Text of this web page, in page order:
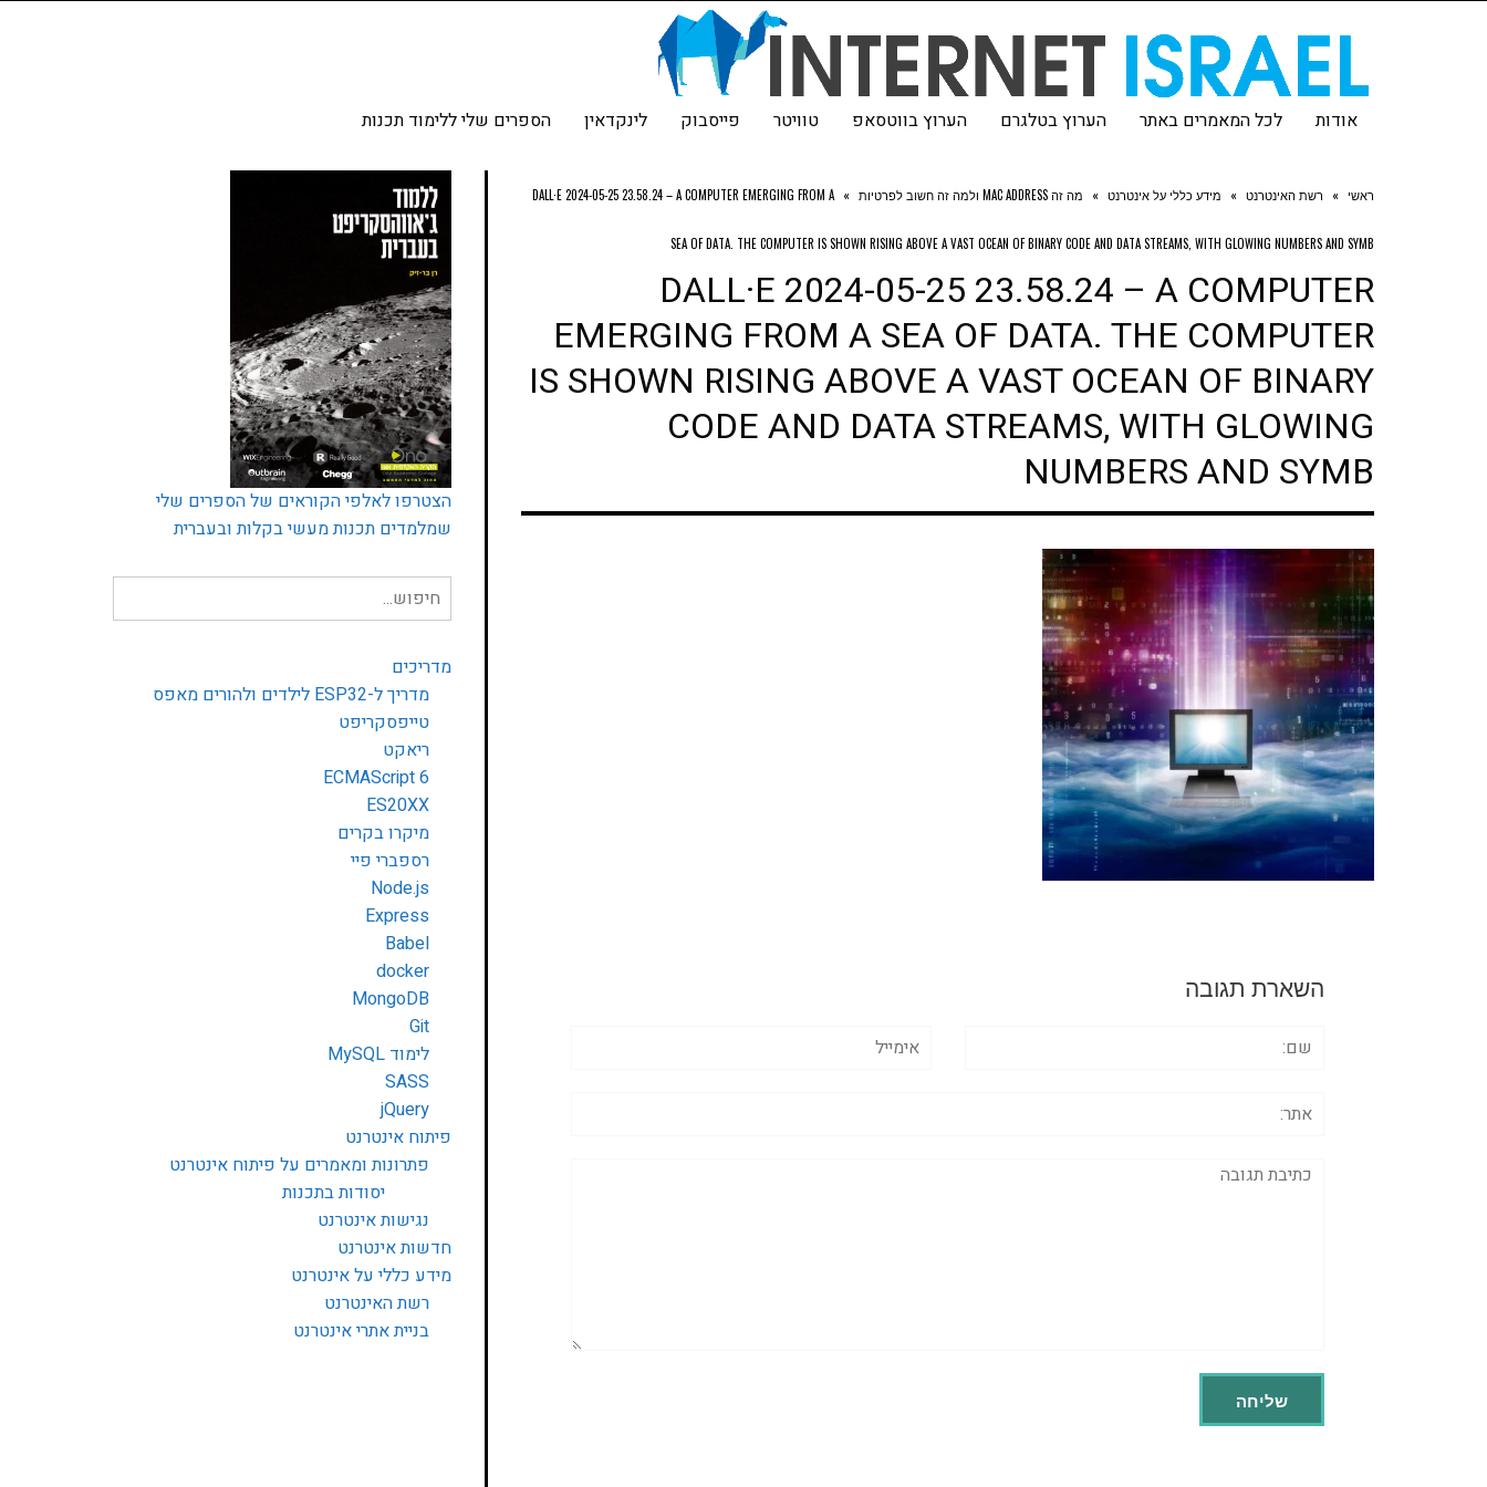
אודות לכל המאמרים באתר הערוץ בטלגרם הערוץ בווטסאפ טוויטר פייסבוק לינקדאין הספרים שלי ללימוד תכנות
ראשי » רשת האינטרנט » מידע כללי על אינטרנט » מה זה MAC ADDRESS ולמה זה חשוב לפרטיות »
DALL·E 2024-05-25 23.58.24 – A COMPUTER EMERGING FROM A
SEA OF DATA. THE COMPUTER IS SHOWN RISING ABOVE A VAST OCEAN OF BINARY CODE AND DATA STREAMS, WITH GLOWING NUMBERS AND SYMB
DALL·E 2024-05-25 23.58.24 – A COMPUTER
EMERGING FROM A SEA OF DATA. THE COMPUTER
IS SHOWN RISING ABOVE A VAST OCEAN OF BINARY
CODE AND DATA STREAMS, WITH GLOWING
NUMBERS AND SYMB
השארת תגובה
תגובה
הצטרפו לאלפי הקוראים של הספרים שלי
שמלמדים תכנות מעשי בקלות ובעברית
חיפוש
עבור:
מדריכים
מדריך ל-ESP32 לילדים ולהורים מאפס
טייפסקריפט
ריאקט
ECMAScript 6
ES20XX
מיקרו בקרים
רספברי פיי
Node.js
Express
Babel
docker
MongoDB
Git
לימוד MySQL
SASS
jQuery
פיתוח אינטרנט
פתרונות ומאמרים על פיתוח אינטרנט
יסודות בתכנות
נגישות אינטרנט
חדשות אינטרנט
מידע כללי על אינטרנט
רשת האינטרנט
בניית אתרי אינטרנט